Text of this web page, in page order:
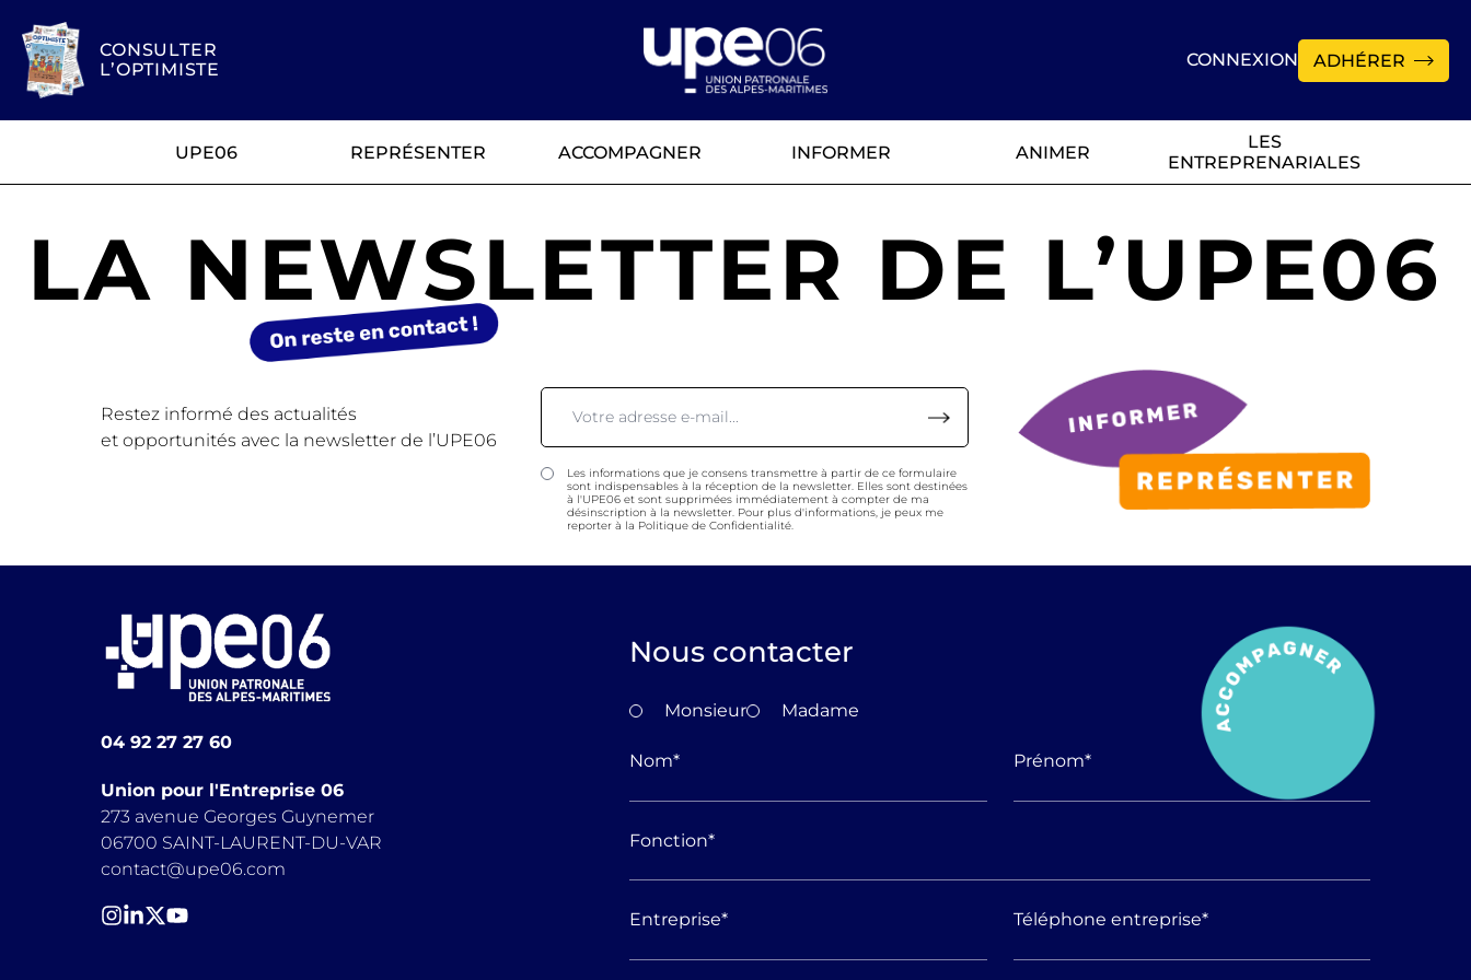
CONSULTER
L’OPTIMISTE
CONNEXION ADHÉRER
UPE06 REPRÉSENTER ACCOMPAGNER INFORMER ANIMER
LES
ENTREPRENARIALES
LA NEWSLETTER DE L’UPE06
Restez informé des actualités
et opportunités avec la newsletter de l’UPE06
Les informations que je consens transmettre à partir de ce formulaire
sont indispensables à la réception de la newsletter. Elles sont destinées
à l'UPE06 et sont supprimées immédiatement à compter de ma
désinscription à la newsletter. Pour plus d'informations, je peux me
reporter à la Politique de Confidentialité.
04 92 27 27 60
Union pour l'Entreprise 06
273 avenue Georges Guynemer
06700 SAINT-LAURENT-DU-VAR
contact@upe06.com
Nous contacter
Monsieur Madame
Nom* Prénom*
Fonction*
Entreprise* Téléphone entreprise*